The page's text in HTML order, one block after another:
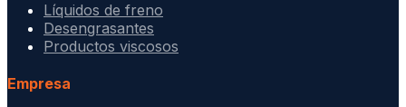
Líquidos de freno
Desengrasantes
Productos viscosos
Empresa